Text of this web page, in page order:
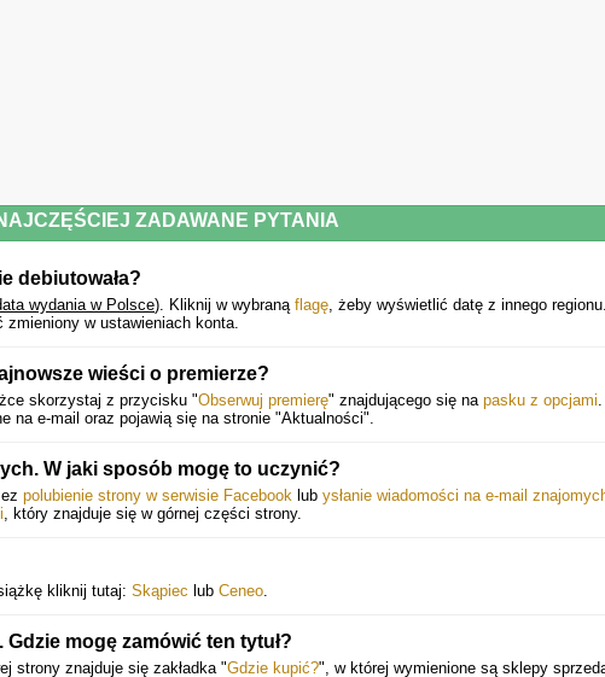
ZADAWANE PYTANIA
debiutowała?
wydania w Polsce). Kliknij w wybraną flagę, żeby wyświetlić datę z innego regionu.
zmieniony w ustawieniach konta.
wieści o premierze?
skorzystaj z przycisku "Obserwuj premierę" znajdującego się na pasku z opcjami.
na e-mail oraz pojawią się na stronie "Aktualności".
W jaki sposób mogę to uczynić?
polubienie strony w serwisie Facebook lub ysłanie wiadomości na e-mail
, który znajduje się w górnej części strony.
kliknij tutaj: Skąpiec lub Ceneo.
mogę zamówić ten tytuł?
strony znajduje się zakładka "Gdzie kupić?", w której wymienione są sklepy